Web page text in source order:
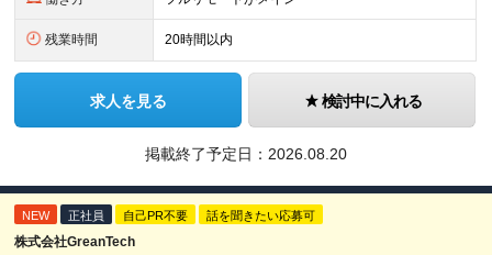
残業時間 20時間以内
求人を見る 検討中に入れる
掲載終了予定日： 2026.08.20
NEW 正社員 自己PR不要 話を聞きたい応募可
株式会社GreanTech